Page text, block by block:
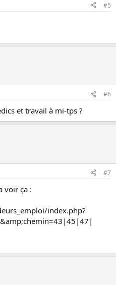
#5
#6
et travail à mi-tps ?
#7
voir ça :
index.php?